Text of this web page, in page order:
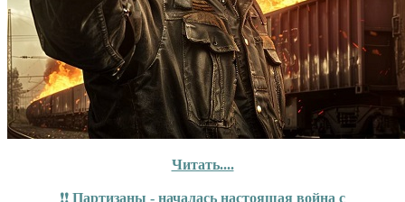
Читать....
❗❗ Партизаны - началась настоящая война с